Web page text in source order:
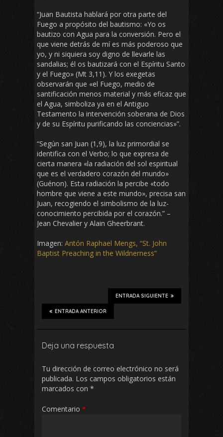
“Juan Bautista hablará por otra parte del
Fuego a propósito del bautismo: «Yo os
bautizo con Agua para la conversión. Pero el
que viene detrás de mí es más poderoso que
yo, y ni siquiera soy digno de llevarle las
sandalias; él os bautizará con el Espíritu Santo
y el Fuego» (Mt 3,11). Y los exegetas
observarán que «el Fuego, medio de
santificación menos material y más eficaz que
el Agua, simboliza ya en el Antiguo
Testamento la intervención soberana de Dios
y de su Espíritu purificando las conciencias»”.
“Según san Juan (1,9), la luz primordial se
identifica con el Verbo; lo que expresa de
cierta manera «la radiación del sol espiritual
que es el verdadero corazón del mundo»
(Guénon). Esta radiación la percibe «todo
hombre que viene a este mundo», precisa san
Juan, recogiendo el simbolismo de la luz-
conocimiento percibida por el corazón.” –
Jean Chevalier y Alain Gheerbrant.
Imagen: Antón Raphael Mengs, “St. John
Baptist Preaching in the Wildnerness”
ENTRADA SIGUIENTE
ENTRADA ANTERIOR
Deja una respuesta
Tu dirección de correo electrónico no será
publicada. Los campos obligatorios están
marcados con *
Comentario *